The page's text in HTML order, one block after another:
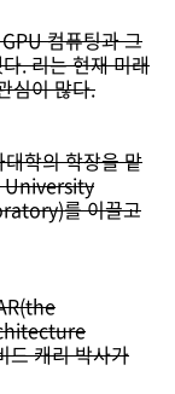
컴퓨팅과 그
. 리는 현재 미래
심이 많다.
학의 학장을 맡
University
를 이끌고
캐리 박사가